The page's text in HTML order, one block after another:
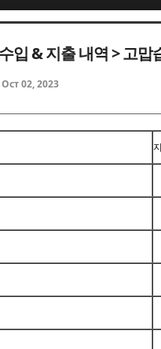
입 & 지출 내역 > 고맙
Oct 02, 2023스케치북5
스케치북5